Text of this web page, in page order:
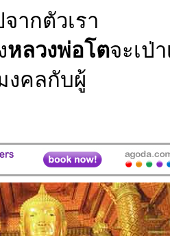
ากตัวเรา
หลวงพ่อโตจะเป่
งคลกับผู้